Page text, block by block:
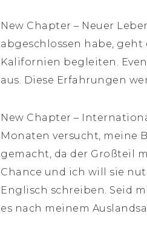
New Chapter – Neuer
abgeschlossen habe, geht
Kalifornien begleiten.
aus. Diese Erfahrungen
New Chapter –
Monaten versucht, meine
gemacht, da der Großteil
Chance und ich will sie
Englisch schreiben. Seid
es nach meinem